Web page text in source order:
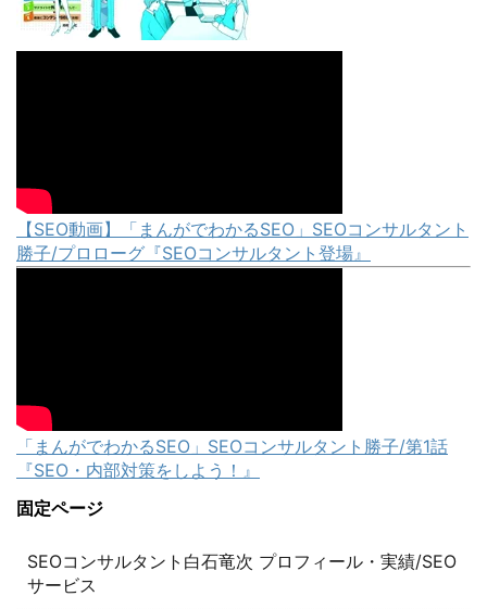
【SEO動画】「まんがでわかるSEO」SEOコンサルタント
勝子/プロローグ『SEOコンサルタント登場』
「まんがでわかるSEO」SEOコンサルタント勝子/第1話
『SEO・内部対策をしよう！』
固定ページ
SEOコンサルタント白石竜次 プロフィール・実績/SEO
サービス